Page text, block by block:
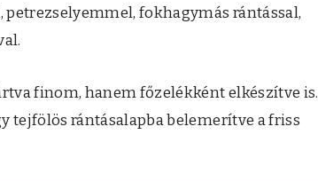
fokhagymás rántással,
finom, hanem főzelékként elkészítve is.
tejfölös rántásalapba belemerítve a friss